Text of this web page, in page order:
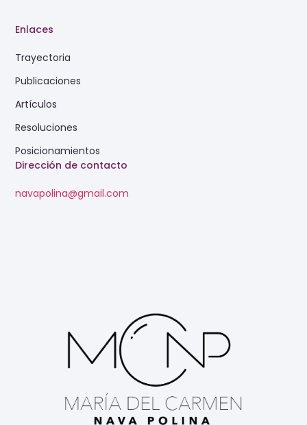
Dirección de contacto
navapolina@gmail.com
Enlaces
Trayectoria
Publicaciones
Artículos
Resoluciones
Posicionamientos